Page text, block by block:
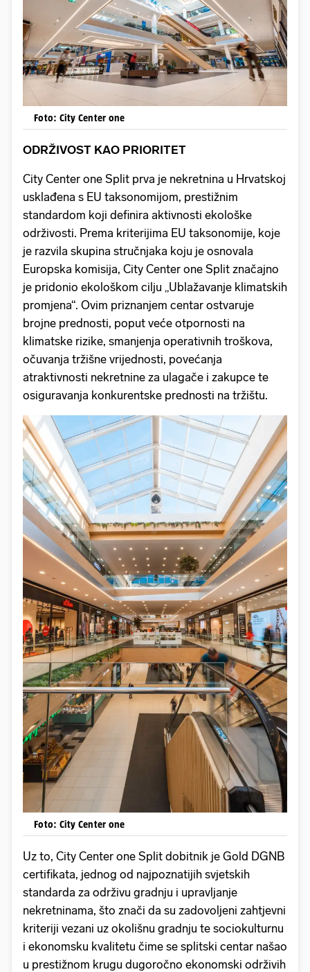
Foto: City Center one
ODRŽIVOST KAO PRIORITET
City Center one Split prva je nekretnina u Hrvatskoj
usklađena s EU taksonomijom, prestižnim
standardom koji definira aktivnosti ekološke
održivosti. Prema kriterijima EU taksonomije, koje
je razvila skupina stručnjaka koju je osnovala
Europska komisija, City Center one Split značajno
je pridonio ekološkom cilju „Ublažavanje klimatskih
promjena“. Ovim priznanjem centar ostvaruje
brojne prednosti, poput veće otpornosti na
klimatske rizike, smanjenja operativnih troškova,
očuvanja tržišne vrijednosti, povećanja
atraktivnosti nekretnine za ulagače i zakupce te
osiguravanja konkurentske prednosti na tržištu.
Foto: City Center one
Uz to, City Center one Split dobitnik je Gold DGNB
certifikata, jednog od najpoznatijih svjetskih
standarda za održivu gradnju i upravljanje
nekretninama, što znači da su zadovoljeni zahtjevni
kriteriji vezani uz okolišnu gradnju te sociokulturnu
i ekonomsku kvalitetu čime se splitski centar našao
u prestižnom krugu dugoročno ekonomski održivih